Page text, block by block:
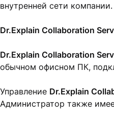
внутренней сети
Dr.Explain Collaboration
Dr.Explain Collaboration
обычном офисном ПК,
Управление Dr.Explain
Администратор также